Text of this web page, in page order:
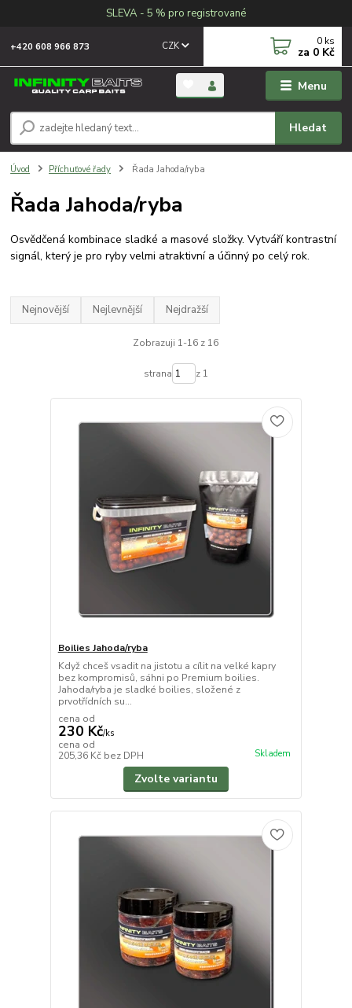
SLEVA - 5 % pro registrované
Menu
CZK
Hledat
+420 608 966 873 0 ks
za 0 Kč
Úvod Příchuťové řady Řada Jahoda/ryba
Řada Jahoda/ryba
Osvědčená kombinace sladké a masové složky. Vytváří kontrastní
signál, který je pro ryby velmi atraktivní a účinný po celý rok.
Nejnovější Nejlevnější Nejdražší
Zobrazuji 1-16 z 16
strana z 1
Boilies Jahoda/ryba
Když chceš vsadit na jistotu a cílit na velké kapry
bez kompromisů, sáhni po Premium boilies.
Jahoda/ryba je sladké boilies, složené z
prvotřídních su...
cena od
230 Kč/ks
cena od
205,36 Kč bez DPH Skladem
Zvolte variantu